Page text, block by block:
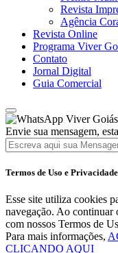
Revista
Agência
Revista Online
Programa Viver
Contato
Jornal Digital
Guia Comercial
Viver Goiás
Envie sua mensagem,
Termos de Uso e Privacidade
Esse site utiliza cookies
navegação. Ao continuar
com nossos Termos de
Para mais informações,
CLICANDO AQUI